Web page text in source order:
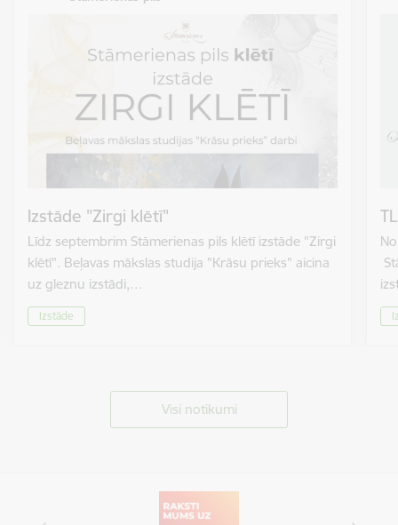
Izstāde "Zirgi klētī"
Līdz septembrim Stāmerienas pils klētī izstāde "Zirgi
klētī". Beļavas mākslas studija "Krāsu prieks" aicina
uz gleznu izstādi,…
Izstāde
Visi notikumi